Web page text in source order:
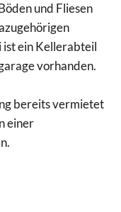
und Fliesen
ein Kellerabteil
vorhanden.
bereits vermietet
einer